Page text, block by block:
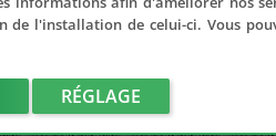
l'installation de celui-ci. Vous
RÉGLAGE